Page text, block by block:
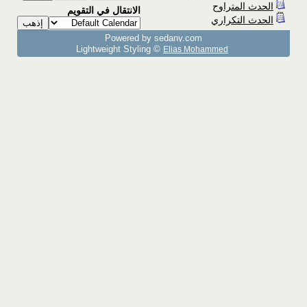
الحدث المتراوح
الحدث التكراري
الانتقال في التقويم
Powered by sedany.com
Lightweight Styling © Elias Mohammed